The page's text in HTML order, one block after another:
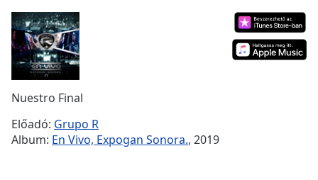
Mute
Current
Time0:00
Duration-:-
Loaded:
0.00%
Stream
TypeLIVE
Nuestro Final
Előadó: Grupo R
Album: En Vivo, Expogan Sonora., 2019